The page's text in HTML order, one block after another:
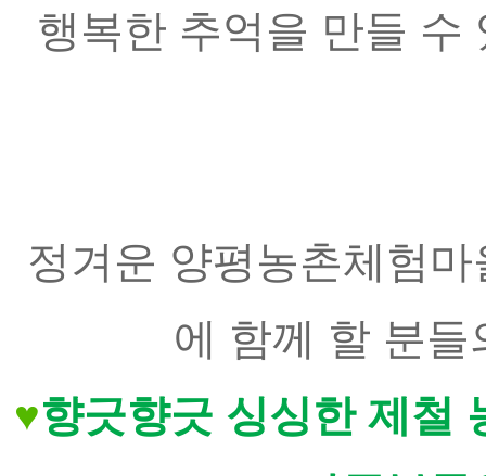
행복한 추억을 만들 수
정겨운 양평농촌체험
에 함께 할 분
♥향긋향긋 싱싱한 제철